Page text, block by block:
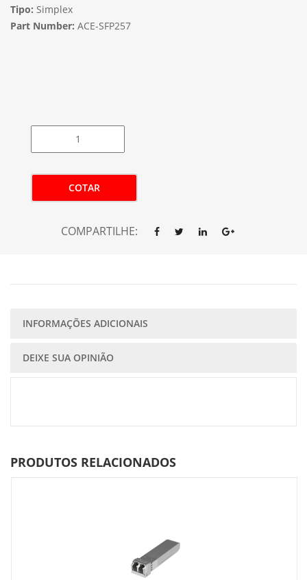
Tipo: Simplex
Part Number: ACE-SFP257
COTAR
COMPARTILHE:
INFORMAÇÕES ADICIONAIS
DEIXE SUA OPINIÃO
PRODUTOS RELACIONADOS